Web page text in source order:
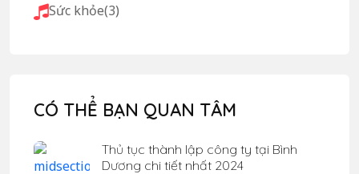
Sức khỏe(3)
CÓ THỂ BẠN QUAN TÂM
Thủ tục thành lập công ty tại Bình
Dương chi tiết nhất 2024